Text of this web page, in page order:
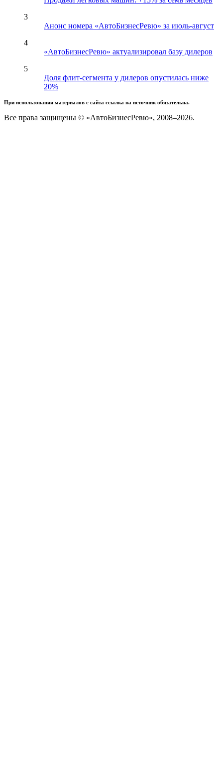
3
Анонс номера «АвтоБизнесРевю» за июль-август
4
«АвтоБизнесРевю» актуализировал базу дилеров
5
Доля флит-сегмента у дилеров опустилась ниже
20%
При использовании материалов с сайта ссылка на источник обязательна.
Все права защищены © «АвтоБизнесРевю», 2008–2026.